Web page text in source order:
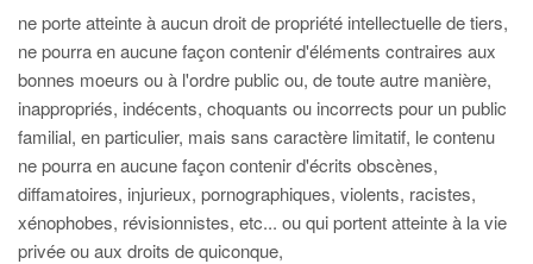
ne porte atteinte à aucun droit de propriété intellectuelle de tiers,
ne pourra en aucune façon contenir d'éléments contraires aux
bonnes moeurs ou à l'ordre public ou, de toute autre manière,
inappropriés, indécents, choquants ou incorrects pour un public
familial, en particulier, mais sans caractère limitatif, le contenu
ne pourra en aucune façon contenir d'écrits obscènes,
diffamatoires, injurieux, pornographiques, violents, racistes,
xénophobes, révisionnistes, etc... ou qui portent atteinte à la vie
privée ou aux droits de quiconque,